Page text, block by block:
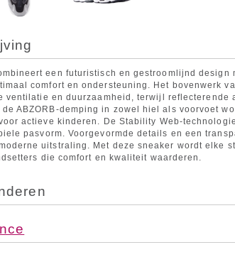
een futuristisch en gestroomlijnd design
comfort en ondersteuning. Het bovenwerk
ventilatie en duurzaamheid, terwijl reflecterende
ABZORB-demping in zowel hiel als voorvoet
actieve kinderen. De Stability Web-
pasvorm. Voorgevormde details en een
uitstraling. Met deze sneaker wordt elke
die comfort en kwaliteit waarderen.